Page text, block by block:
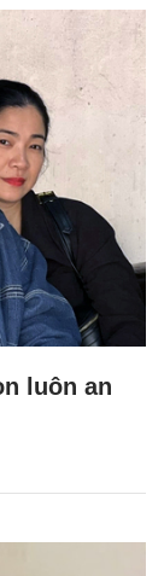
luôn an